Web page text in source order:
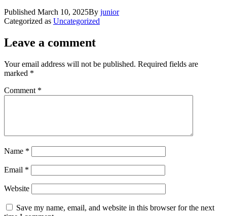
Published March 10, 2025By junior
Categorized as Uncategorized
Leave a comment
Your email address will not be published. Required fields are
marked *
Comment *
Name *
Email *
Website
Save my name, email, and website in this browser for the next